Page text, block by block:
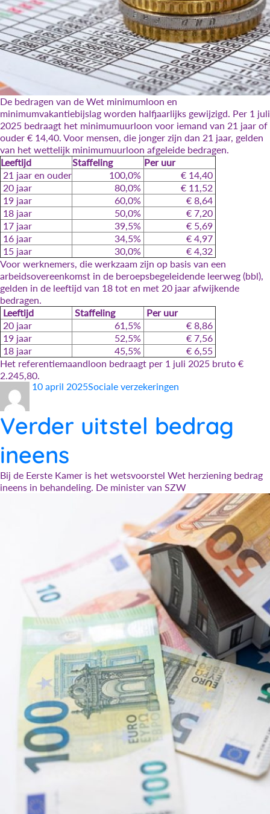
De bedragen van de Wet minimumloon en
minimumvakantiebijslag worden halfjaarlijks gewijzigd. Per 1 juli
2025 bedraagt het minimumuurloon voor iemand van 21 jaar of
ouder € 14,40. Voor mensen, die jonger zijn dan 21 jaar, gelden
van het wettelijk minimumuurloon afgeleide bedragen.
Leeftijd
Staffeling
Per uur
21 jaar en ouder
100,0%
€ 14,40
20 jaar
80,0%
€ 11,52
19 jaar
60,0%
€ 8,64
18 jaar
50,0%
€ 7,20
17 jaar
39,5%
€ 5,69
16 jaar
34,5%
€ 4,97
15 jaar
30,0%
€ 4,32
Voor werknemers, die werkzaam zijn op basis van een
arbeidsovereenkomst in de beroepsbegeleidende leerweg (bbl),
gelden in de leeftijd van 18 tot en met 20 jaar afwijkende
bedragen.
Leeftijd
Staffeling
Per uur
20 jaar
61,5%
€ 8,86
19 jaar
52,5%
€ 7,56
18 jaar
45,5%
€ 6,55
Het referentiemaandloon bedraagt per 1 juli 2025 bruto €
2.245,80.
Auteur
Geplaatst
10 april 2025Categorieën
Sociale verzekeringen
Verder uitstel bedrag
ineens
Bij de Eerste Kamer is het wetsvoorstel Wet herziening bedrag
ineens in behandeling. De minister van SZW